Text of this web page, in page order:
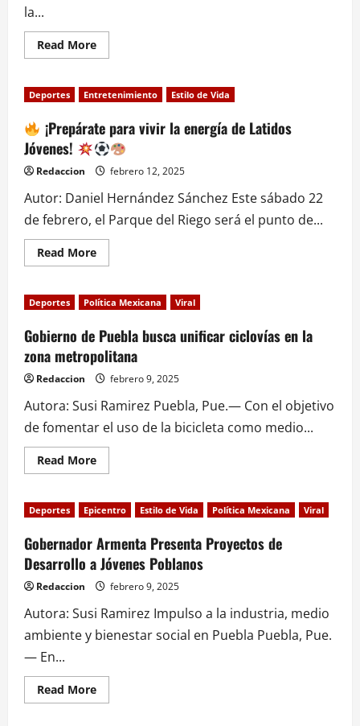
la...
Read MoreRead
more
vs.
Toluca:
y
horarios
oficiales
para
la
gran
final
del
Clausura
2025
Deportes Entretenimiento Estilo de Vida
¡Prepárate para vivir la energía de Latidos
Jóvenes!
Redaccion febrero 12, 2025
Autor: Daniel Hernández Sánchez Este sábado 22
de febrero, el Parque del Riego será el punto de...
Read MoreRead
more
¡Prepárate
para
la
energía
de
Latidos
Jóvenes!
Deportes Política Mexicana Viral
Gobierno de Puebla busca unificar ciclovías en la
zona metropolitana
Redaccion febrero 9, 2025
Autora: Susi Ramirez Puebla, Pue.— Con el objetivo
de fomentar el uso de la bicicleta como medio...
Read MoreRead
more
de
Puebla
unificar
ciclovías
en
la
zona
metropolitana
Deportes Epicentro Estilo de Vida Política Mexicana Viral
Gobernador Armenta Presenta Proyectos de
Desarrollo a Jóvenes Poblanos
Redaccion febrero 9, 2025
Autora: Susi Ramirez Impulso a la industria, medio
ambiente y bienestar social en Puebla Puebla, Pue.
— En...
Read MoreRead
more